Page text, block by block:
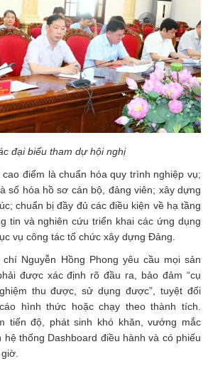
đại biểu tham dự hội nghị
điểm là chuẩn hóa quy trình nghiệp vụ;
số hóa hồ sơ cán bộ, đảng viên; xây dựng
chuẩn bị đầy đủ các điều kiện về hạ tầng
tin và nghiên cứu triển khai các ứng dụng
vụ công tác tổ chức xây dựng Đảng.
Nguyễn Hồng Phong yêu cầu mọi sản
được xác định rõ đầu ra, bảo đảm “cụ
thu được, sử dụng được”, tuyệt đối
hình thức hoặc chạy theo thành tích.
tiến độ, phát sinh khó khăn, vướng mắc
thống Dashboard điều hành và có phiếu